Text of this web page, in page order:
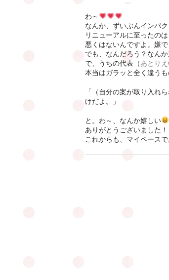
わ～
なんか、ずいぶんインパ
リニューアルに至ったの
悪くはないんですよ。嫌
でも、なんだろう？なん
で、うちの代表（あとり
本当はガラッと全く違う
「（自分の案が取り入れ
けだよ。」
と。わ～、なんか嬉しい
ありがとうございました！
これからも、マイペース